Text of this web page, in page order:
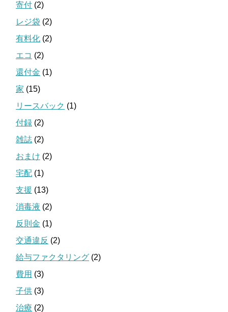
寄付 (2)
レジ袋 (2)
有料化 (2)
エコ (2)
還付金 (1)
家 (15)
リースバック (1)
付録 (2)
雑誌 (2)
おまけ (2)
宅配 (1)
支援 (13)
消毒液 (2)
反則金 (1)
交通違反 (2)
給与ファクタリング (2)
費用 (3)
子供 (3)
治療 (2)